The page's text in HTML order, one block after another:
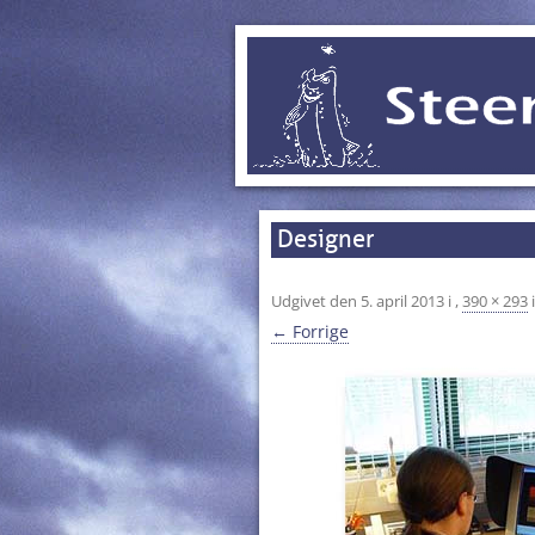
Designer
Udgivet den 5. april 2013 i ,390 × 293 i
← Forrige